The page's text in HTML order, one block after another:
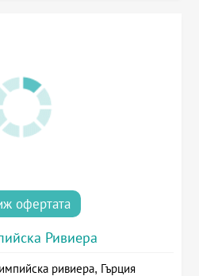
офертата
Ривиера
ривиера, Гърция